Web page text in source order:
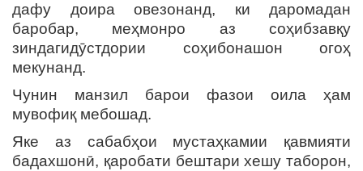
дафу доира овезонанд, ки даромадан
баробар, меҳмонро аз соҳибзавқу
зиндагидӯстдории соҳибонашон огоҳ
мекунанд.
Чунин манзил барои фазои оила ҳам
мувофиқ мебошад.
Яке аз сабабҳои мустаҳкамии қавмияти
бадахшонӣ, қаробати бештари хешу таборон,